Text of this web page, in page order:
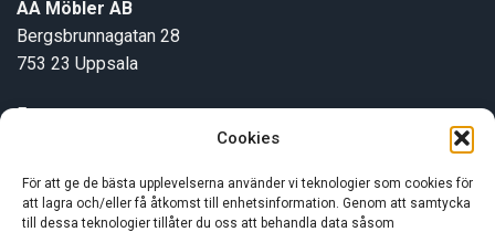
Cookies
För att ge de bästa upplevelserna använder vi teknologier som cookies för
att lagra och/eller få åtkomst till enhetsinformation. Genom att samtycka
till dessa teknologier tillåter du oss att behandla data såsom
AA Möbler AB
Bergsbrunnagatan 28
753 23 Uppsala
E-post:
INFORMATION